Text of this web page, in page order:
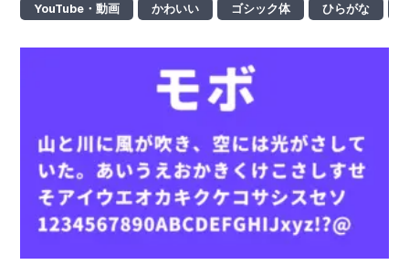
YouTube・動画 かわいい ゴシック体 ひらがな